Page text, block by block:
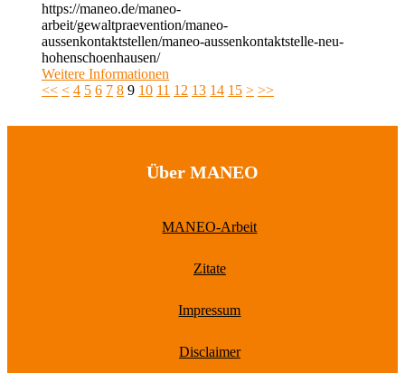
https://maneo.de/maneo-
arbeit/gewaltpraevention/maneo-
aussenkontaktstellen/maneo-aussenkontaktstelle-neu-
hohenschoenhausen/
Weitere Informationen
<< < 4 5 6 7 8 9 10 11 12 13 14 15 > >>
Über MANEO
MANEO-Arbeit
Zitate
Impressum
Disclaimer